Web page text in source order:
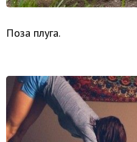
Поза плуга.